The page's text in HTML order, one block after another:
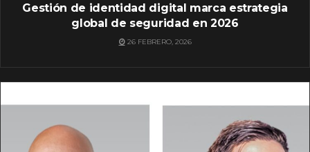
Gestión de identidad digital marca estrategia
global de seguridad en 2026
26 FEBRERO, 2026